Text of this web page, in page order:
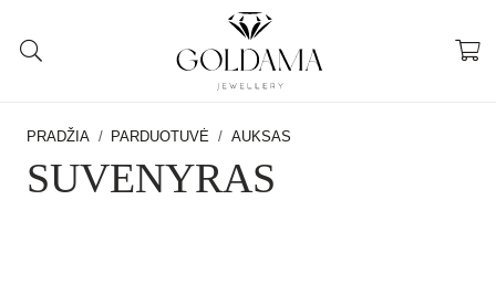
PRADŽIA / PARDUOTUVĖ / AUKSAS
SUVENYRAS